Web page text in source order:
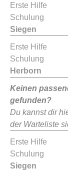
Erste Hilfe
Schulung
Siegen
Erste Hilfe
Schulung
Herborn
Keinen
gefunden?
Du kannst dir
der Warteliste
Erste Hilfe
Schulung
Siegen